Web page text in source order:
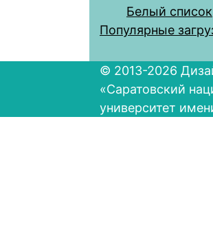
Белый список
Популярные
© 2013-2026
«Саратовский
университет